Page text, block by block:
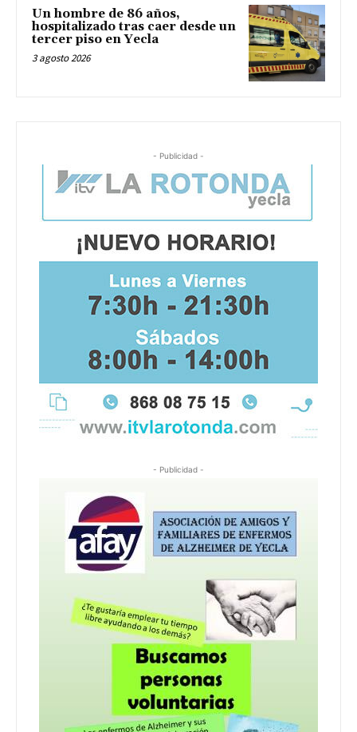
Un hombre de 86 años,
hospitalizado tras caer desde un
tercer piso en Yecla
3 agosto 2026
- Publicidad -
- Publicidad -